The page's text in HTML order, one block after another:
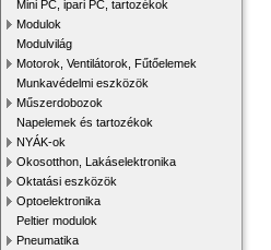
Mini PC, ipari PC, tartozékok
Modulok
Modulvilág
Motorok, Ventilátorok, Fűtőelemek
Munkavédelmi eszközök
Műszerdobozok
Napelemek és tartozékok
NYÁK-ok
Okosotthon, Lakáselektronika
Oktatási eszközök
Optoelektronika
Peltier modulok
Pneumatika